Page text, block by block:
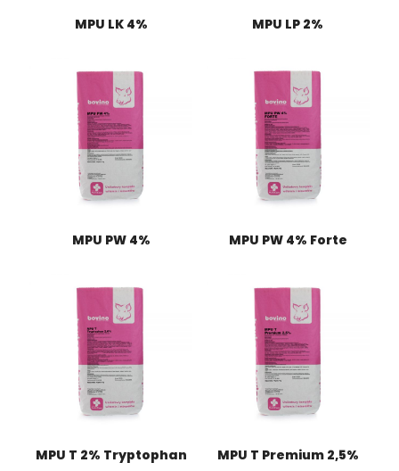
MPU LK 4% MPU LP 2%
MPU PW 4% MPU PW 4% Forte
MPU T 2% Tryptophan MPU T Premium 2,5%